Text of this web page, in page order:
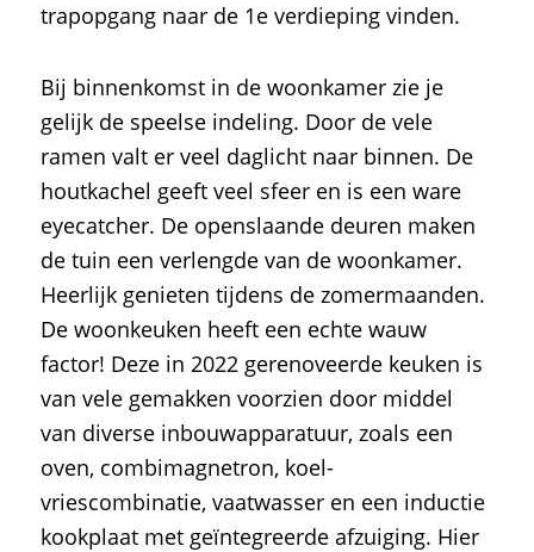
trapopgang naar de 1e verdieping vinden.
Bij binnenkomst in de woonkamer zie je
gelijk de speelse indeling. Door de vele
ramen valt er veel daglicht naar binnen. De
houtkachel geeft veel sfeer en is een ware
eyecatcher. De openslaande deuren maken
de tuin een verlengde van de woonkamer.
Heerlijk genieten tijdens de zomermaanden.
De woonkeuken heeft een echte wauw
factor! Deze in 2022 gerenoveerde keuken is
van vele gemakken voorzien door middel
van diverse inbouwapparatuur, zoals een
oven, combimagnetron, koel-
vriescombinatie, vaatwasser en een inductie
kookplaat met geïntegreerde afzuiging. Hier